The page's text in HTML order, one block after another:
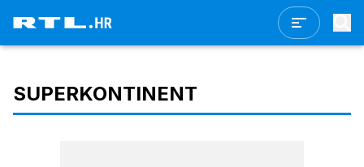
SUPERKONTINENT